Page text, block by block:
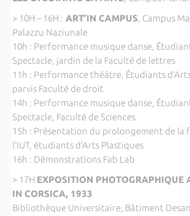
> 10H – 16H : ART’IN CAMPUS, Campus
Palazzu Naziunale
10h : Performance musique danse,
Spectacle, jardin de la Faculté de lettres
11h : Performance théâtre, Étudiants
parvis Faculté de droit
14h : Performance musique danse,
Spectacle, Faculté de Sciences
15h : Présentation du prolongement de la
l’IUT, étudiants d’Arts Plastiques
16h : Démonstrations Fab Lab
> 17H EXPOSITION PHOTOGRAPHIQUE
IN CORSICA, 1933
Bibliothèque Universitaire, Bâtiment